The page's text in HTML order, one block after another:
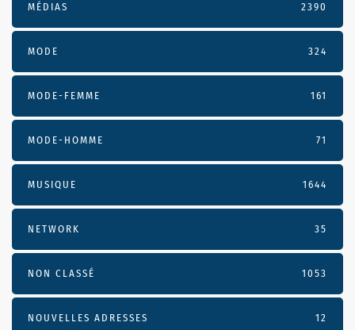
MÉDIAS 2390
MODE 324
MODE-FEMME 161
MODE-HOMME 71
MUSIQUE 1644
NETWORK 35
NON CLASSÉ 1053
NOUVELLES ADRESSES 12